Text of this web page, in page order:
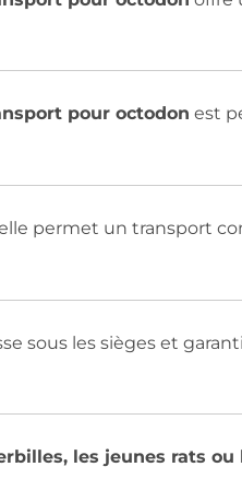
pour octodon est
permet un transport
sous les sièges et
les jeunes rats ou